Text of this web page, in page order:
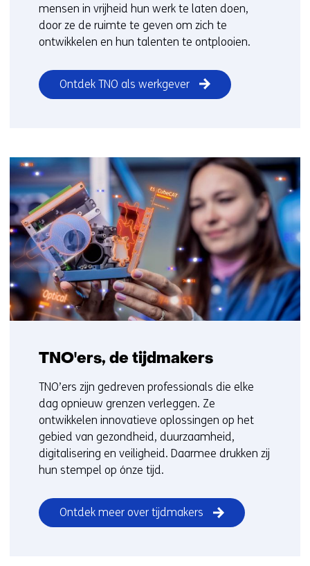
mensen in vrijheid hun werk te laten doen,
door ze de ruimte te geven om zich te
ontwikkelen en hun talenten te ontplooien.
Ontdek TNO als werkgever
TNO'ers, de tijdmakers
TNO’ers zijn gedreven professionals die elke
dag opnieuw grenzen verleggen. Ze
ontwikkelen innovatieve oplossingen op het
gebied van gezondheid, duurzaamheid,
digitalisering en veiligheid. Daarmee drukken zij
hun stempel op ónze tijd.
Ontdek meer over tijdmakers